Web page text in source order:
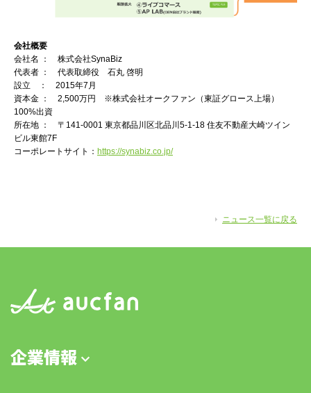
会社概要
会社名 ： 株式会社SynaBiz
代表者 ： 代表取締役 石丸 啓明
設立 ： 2015年7月
資本金 ： 2,500万円 ※株式会社オークファン（東証グロース上場）
100%出資
所在地 ： 〒141-0001 東京都品川区北品川5-1-18 住友不動産大崎ツイン
ビル東館7F
コーポレートサイト： https://synabiz.co.jp/
ニュース一覧に戻る
企業情報